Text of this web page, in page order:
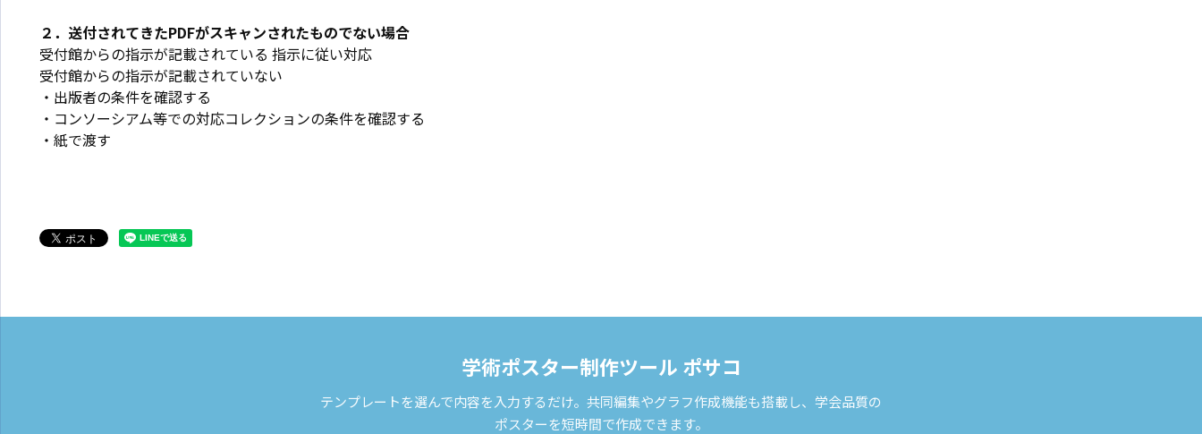
２．送付されてきたPDFがスキャンされたものでない場合
受付館からの指示が記載されている 指示に従い対応
受付館からの指示が記載されていない
・出版者の条件を確認する
・コンソーシアム等での対応コレクションの条件を確認する
・紙で渡す
学術ポスター制作ツール ポサコ
テンプレートを選んで内容を入力するだけ。共同編集やグラフ作成機能も搭載し、学会品質の
ポスターを短時間で作成できます。